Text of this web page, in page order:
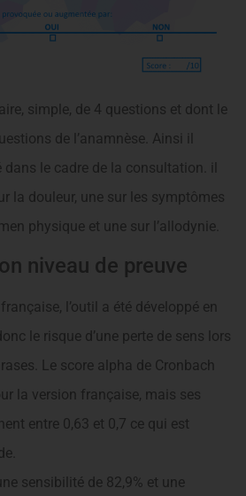
simple, de 4 questions et dont le
de l’anamnèse. Ainsi il
le cadre de la consultation. il
la douleur, une sur les symptômes
physique et une sur l’allodynie.
niveau de preuve
l’outil a été développé en
le risque d’une perte de sens lors
Le score alpha de Cronbach
la version française, mais ses
entre 0,63 et 0,7 ce qui est
sensibilité de 82,9% et une